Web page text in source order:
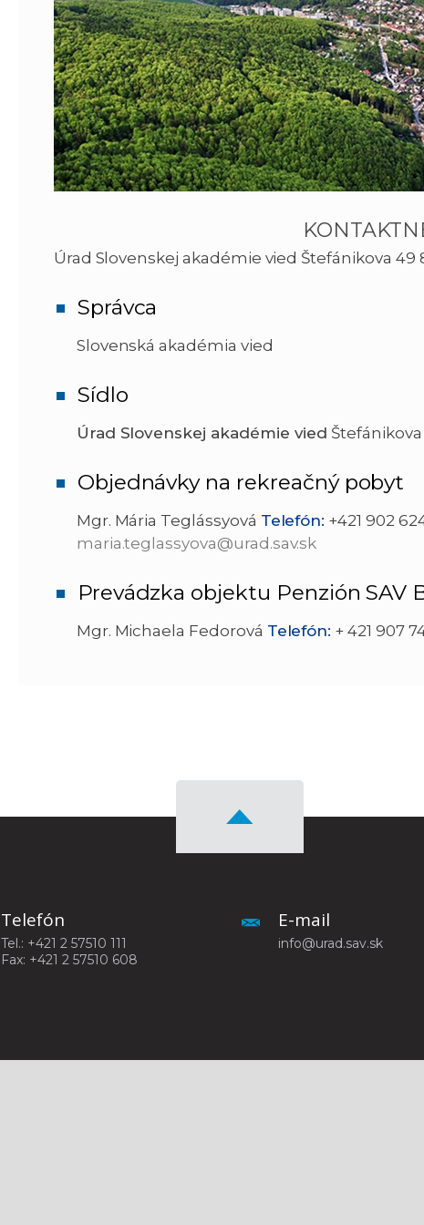
Úrad Slovenskej akadémie vied Štefánikova 49
Správca
Slovenská akadémia vied
Sídlo
Úrad Slovenskej akadémie vied Štefánikova
Objednávky na rekreačný pobyt
Mgr. Mária Teglássyová Telefón: +421 902
maria.teglassyova@urad.sav.sk
Prevádzka objektu Penzión SAV
Mgr. Michaela Fedorová Telefón: + 421 907
Telefón
Tel.: +421 2 57510 111
Fax: +421 2 57510 608
E-mail
info@urad.sav.sk